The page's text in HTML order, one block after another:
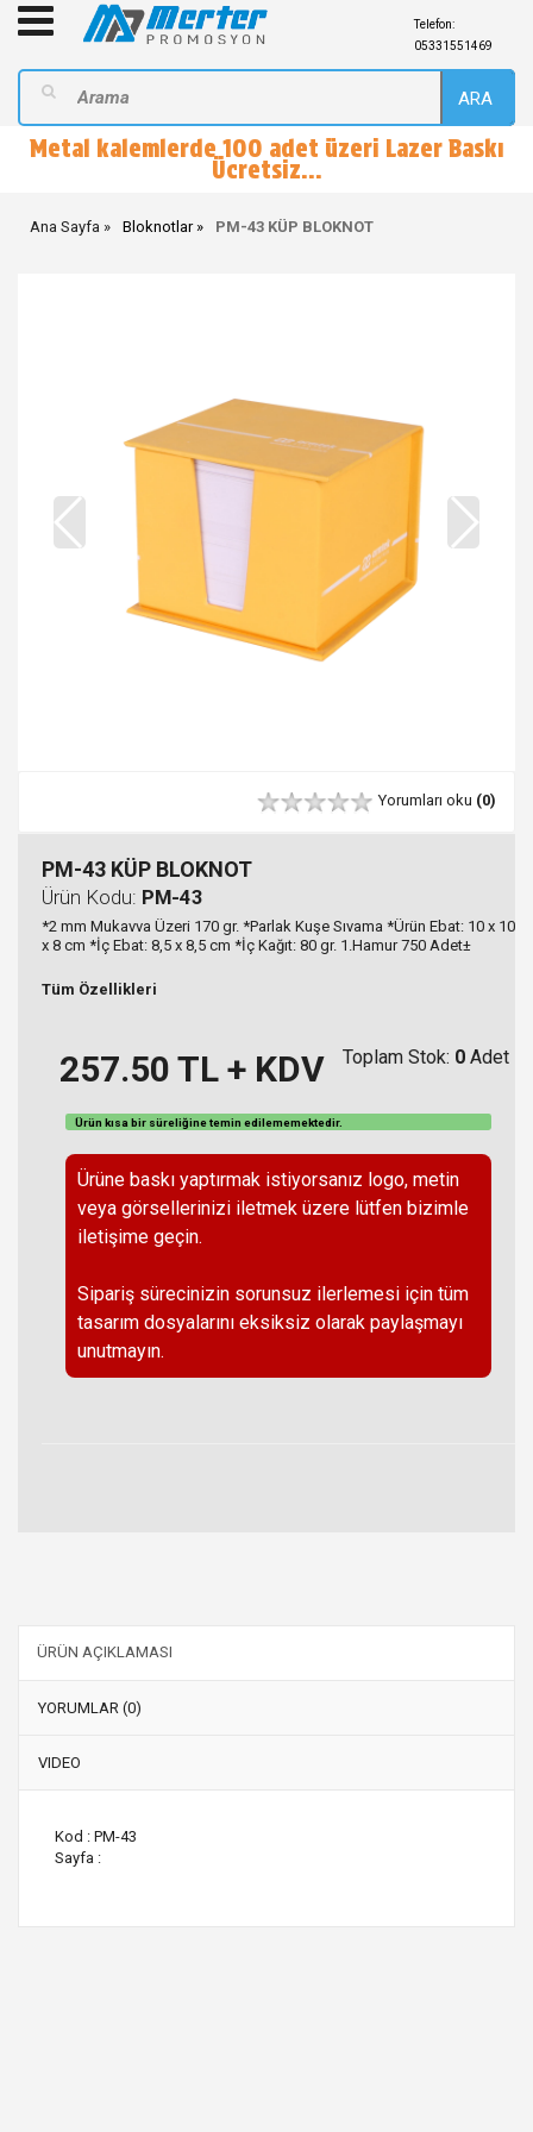
Telefon:
05331551469
ARA
Metal kalemlerde 100 adet üzeri Lazer Baskı
Ücretsiz...
Ana Sayfa Bloknotlar PM-43 KÜP BLOKNOT
Yorumları oku (0)
PM-43 KÜP BLOKNOT
Ürün Kodu: PM-43
*2 mm Mukavva Üzeri 170 gr. *Parlak Kuşe Sıvama *Ürün Ebat: 10 x 10
x 8 cm *İç Ebat: 8,5 x 8,5 cm *İç Kağıt: 80 gr. 1.Hamur 750 Adet±
Tüm Özellikleri
257.50 TL + KDV Toplam Stok: 0 Adet
Ürün kısa bir süreliğine temin edilememektedir.
Ürüne baskı yaptırmak istiyorsanız logo, metin
veya görsellerinizi iletmek üzere lütfen bizimle
iletişime geçin.
Sipariş sürecinizin sorunsuz ilerlemesi için tüm
tasarım dosyalarını eksiksiz olarak paylaşmayı
unutmayın.
ÜRÜN AÇIKLAMASI
YORUMLAR (0)
VIDEO
Kod : PM-43
Sayfa :